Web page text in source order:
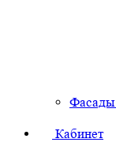
Кабинет